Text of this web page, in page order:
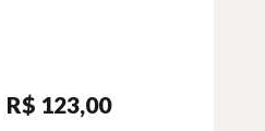
R$ 123,00